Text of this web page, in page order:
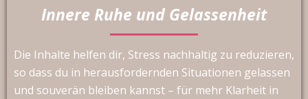
Innere Ruhe und Gelassenheit
Die Inhalte helfen dir, Stress nachhaltig zu reduzieren,
so dass du in herausfordernden Situationen gelassen
und souverän bleiben kannst – für mehr Klarheit in